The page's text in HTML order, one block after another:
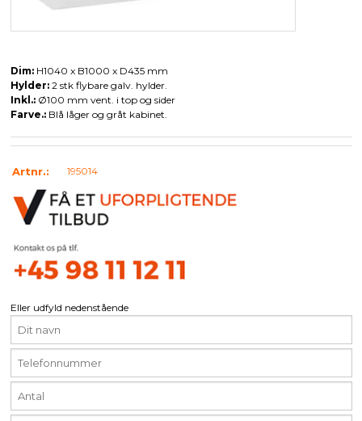
Dim:H1040 x B1000 x D435 mm
Hylder:2 stk flybare galv. hylder.
Inkl.:Ø100 mm vent. i top og sider
Farve.:Blå låger og gråt kabinet.
Artnr.: 195014
Eller udfyld nedenstående